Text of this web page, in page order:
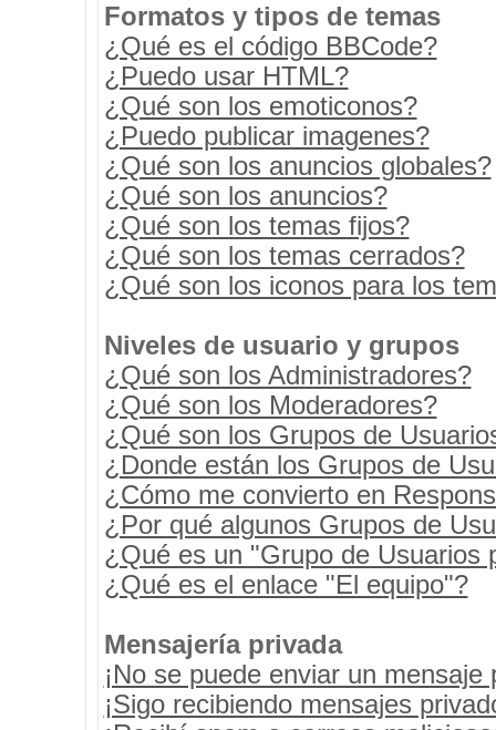
Formatos y tipos de temas
¿Qué es el código BBCode?
¿Puedo usar HTML?
¿Qué son los emoticonos?
¿Puedo publicar imagenes?
¿Qué son los anuncios globales?
¿Qué son los anuncios?
¿Qué son los temas fijos?
¿Qué son los temas cerrados?
¿Qué son los iconos para los
Niveles de usuario y grupos
¿Qué son los Administradores?
¿Qué son los Moderadores?
¿Qué son los Grupos de
¿Donde están los Grupos de
¿Cómo me convierto en
¿Por qué algunos Grupos de
¿Qué es un "Grupo de Usuarios
¿Qué es el enlace "El equipo"?
Mensajería privada
¡No se puede enviar un mensaje
¡Sigo recibiendo mensajes